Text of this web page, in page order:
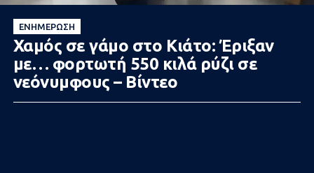
ΕΝΗΜΈΡΩΣΗ
Χαμός σε γάμο στο Κιάτο: Έριξαν
με… φορτωτή 550 κιλά ρύζι σε
νεόνυμφους – Βίντεο